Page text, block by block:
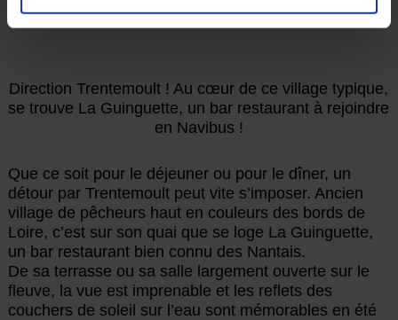
UN VERRE ET PLUS EN BORD DE LOIRE.
Direction Trentemoult ! Au cœur de ce village typique,
se trouve La Guinguette, un bar restaurant à rejoindre
en Navibus !
Que ce soit pour le déjeuner ou pour le dîner, un
détour par Trentemoult peut vite s’imposer. Ancien
village de pêcheurs haut en couleurs des bords de
Loire, c’est sur son quai que se loge La Guinguette,
un bar restaurant bien connu des Nantais.
De sa terrasse ou sa salle largement ouverte sur le
fleuve, la vue est imprenable et les reflets des
couchers de soleil sur l’eau sont mémorables en été